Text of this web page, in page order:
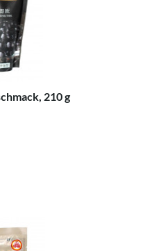
210 g